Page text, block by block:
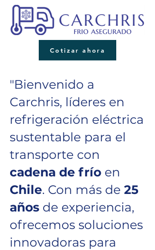
Cotizar ahora
"Bienvenido a
Carchris, líderes en
refrigeración eléctrica
sustentable para el
transporte con
cadena de frío en
Chile. Con más de 25
años de experiencia,
ofrecemos soluciones
innovadoras para